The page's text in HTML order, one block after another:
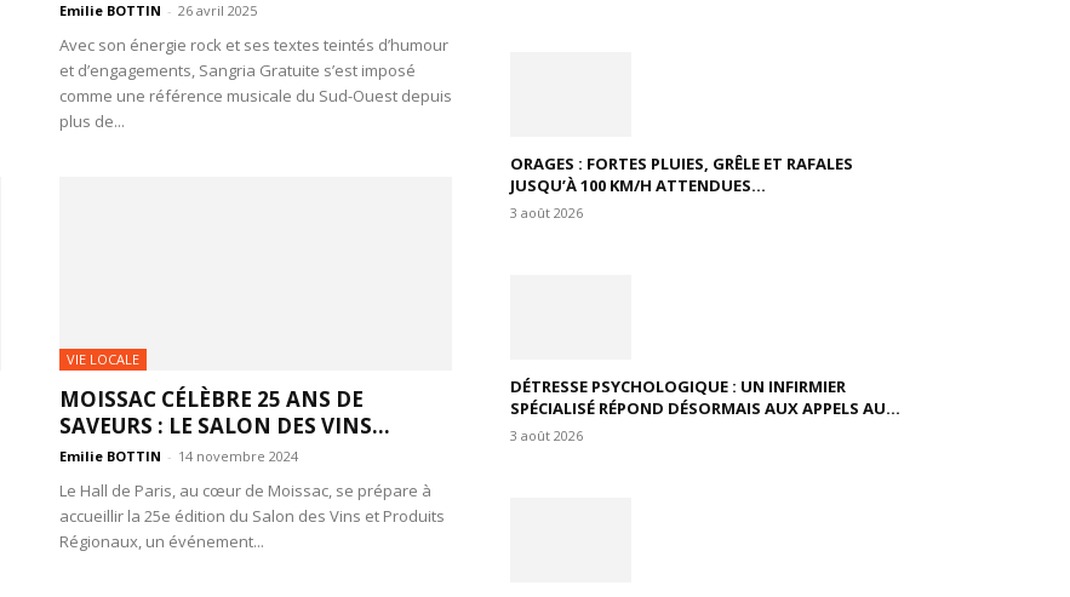
Emilie BOTTIN - 26 avril 2025
Avec son énergie rock et ses textes teintés d’humour
et d’engagements, Sangria Gratuite s’est imposé
comme une référence musicale du Sud-Ouest depuis
plus de...
VIE LOCALE
MOISSAC CÉLÈBRE 25 ANS DE
SAVEURS : LE SALON DES VINS...
Emilie BOTTIN - 14 novembre 2024
Le Hall de Paris, au cœur de Moissac, se prépare à
accueillir la 25e édition du Salon des Vins et Produits
Régionaux, un événement...
ORAGES : FORTES PLUIES, GRÊLE ET RAFALES
JUSQU’À 100 KM/H ATTENDUES...
3 août 2026
DÉTRESSE PSYCHOLOGIQUE : UN INFIRMIER
SPÉCIALISÉ RÉPOND DÉSORMAIS AUX APPELS AU...
3 août 2026